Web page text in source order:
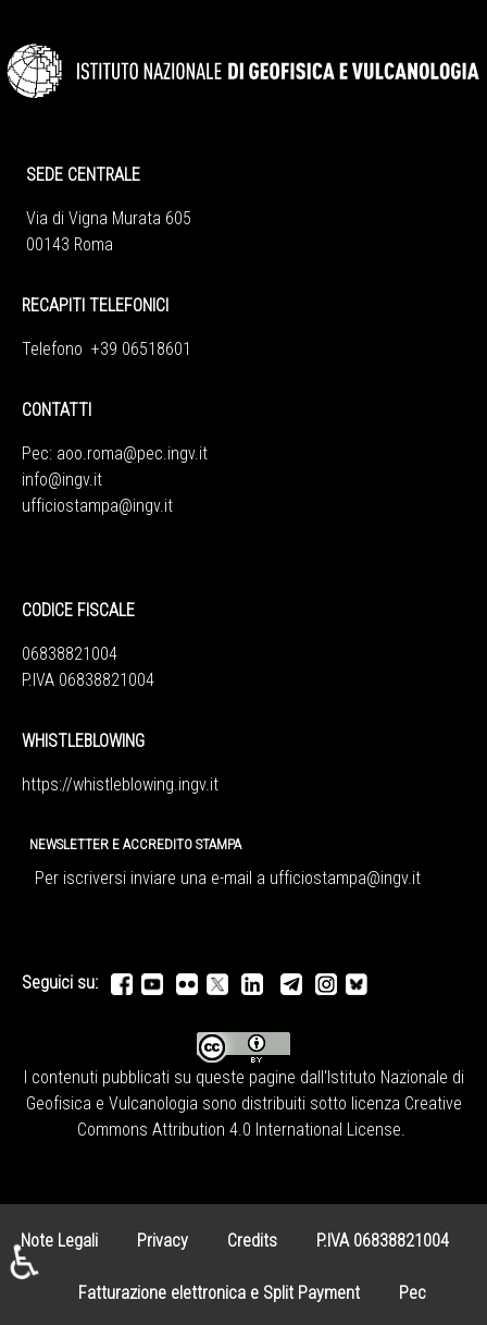
SEDE CENTRALE
Via di Vigna Murata 605
00143 Roma
RECAPITI TELEFONICI
Telefono +39 06518601
CONTATTI
Pec: aoo.roma@pec.ingv.it
info@ingv.it
ufficiostampa@ingv.it
CODICE FISCALE
06838821004
P.IVA 06838821004
WHISTLEBLOWING
https://whistleblowing.ingv.it
NEWSLETTER E ACCREDITO STAMPA
Per iscriversi inviare una e-mail a ufficiostampa@ingv.it
Seguici su:
I contenuti pubblicati su queste pagine dall' Istituto Nazionale di
Geofisica e Vulcanologia sono distribuiti sotto licenza Creative
Commons Attribution 4.0 International License.
Note Legali Privacy Credits P.IVA 06838821004
Fatturazione elettronica e Split Payment Pec